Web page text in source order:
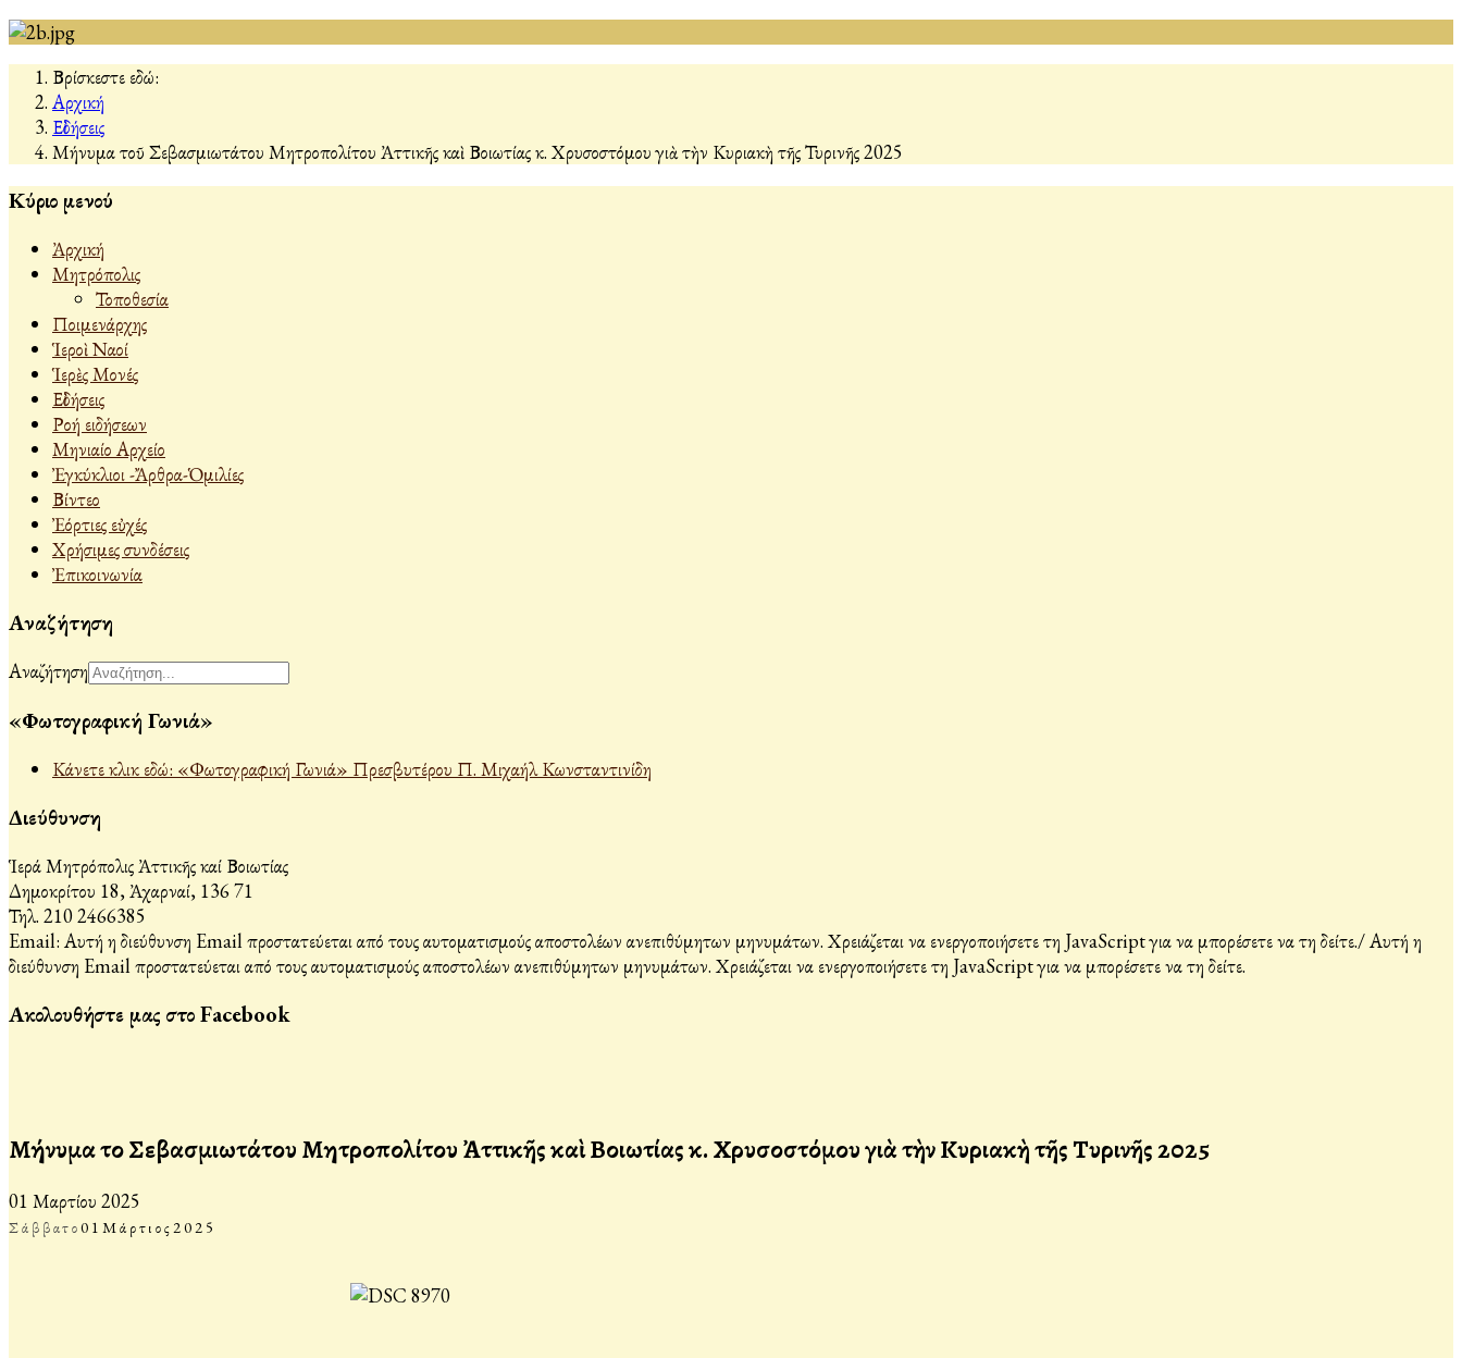
Βρίσκεστε εδώ:
Αρχική
Εἰδήσεις
Μήνυμα τοῦ Σεβασμιωτάτου Μητροπολίτου Ἀττικῆς καὶ Βοιωτίας κ. Χρυσοστόμου γιὰ τὴν Κυριακὴ τῆς Τυρινῆς 2025
Κύριο μενού
Ἀρχική
Μητρόπολις
Τοποθεσία
Ποιμενάρχης
Ἱεροὶ Ναοί
Ἱερὲς Μονές
Εἰδήσεις
Ροή ειδήσεων
Μηνιαίο Αρχείο
Ἐγκύκλιοι -Ἄρθρα-Ὁμιλίες
Βίντεο
Ἐόρτιες εὐχές
Χρήσιμες συνδέσεις
Ἐπικοινωνία
Αναζήτηση
Αναζήτηση
«Φωτογραφική Γωνιά»
Κάνετε κλικ εδώ: «Φωτογραφική Γωνιά» Πρεσβυτέρου Π. Μιχαήλ Κωνσταντινίδη
Διεύθυνση
Ἱερά Μητρόπολις Ἀττικῆς καί Βοιωτίας
Δημοκρίτου 18, Ἀχαρναί, 136 71
Τηλ. 210 2466385
Email: Αυτή η διεύθυνση Email προστατεύεται από τους αυτοματισμούς αποστολέων ανεπιθύμητων μηνυμάτων. Χρειάζεται να ενεργοποιήσετε τη JavaScript για να μπορέσετε να τη δείτε./Αυτή η
διεύθυνση Email προστατεύεται από τους αυτοματισμούς αποστολέων ανεπιθύμητων μηνυμάτων. Χρειάζεται να ενεργοποιήσετε τη JavaScript για να μπορέσετε να τη δείτε.
Ακολουθήστε μας στο Facebook
Μήνυμα τοῦ Σεβασμιωτάτου Μητροπολίτου Ἀττικῆς καὶ Βοιωτίας κ. Χρυσοστόμου γιὰ τὴν Κυριακὴ τῆς Τυρινῆς 2025
01 Μαρτίου 2025
Σάββατο01 Μάρτιος2025